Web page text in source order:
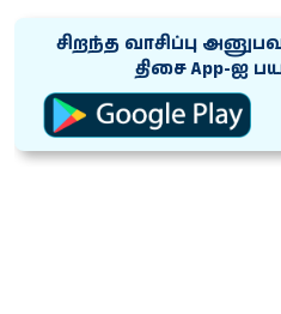
சிறந்த வாசிப்பு
திசை App-ஐ